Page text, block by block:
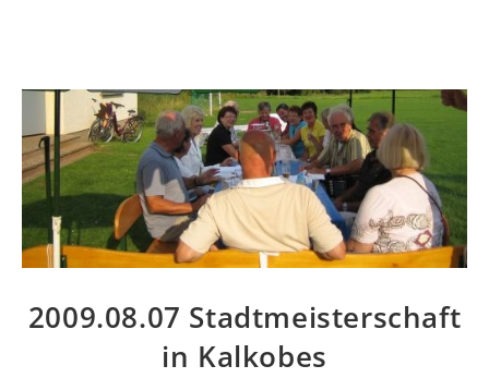
2009.08.07 Stadtmeisterschaft
in Kalkobes